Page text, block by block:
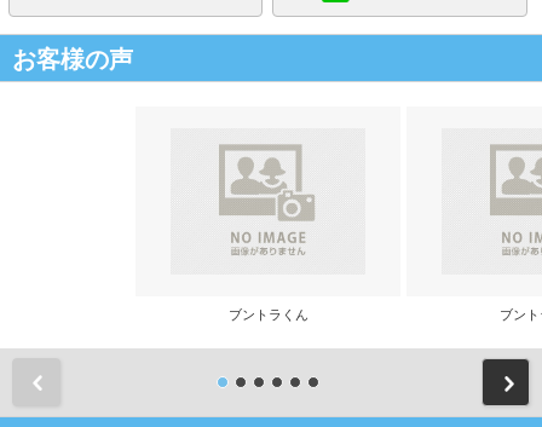
お客様の声
ブントラくん ブン